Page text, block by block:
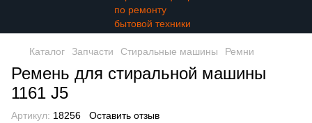
Каталог Запчасти Стиральные машины Ремни
Ремень для стиральной машины
1161 J5
Артикул: 18256 Оставить отзыв